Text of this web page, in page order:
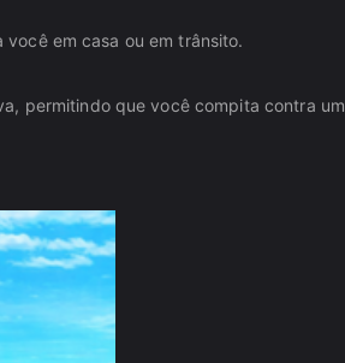
em casa ou em trânsito.
permitindo que você compita contra um